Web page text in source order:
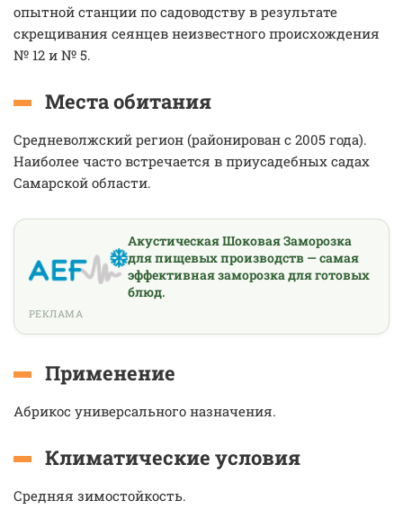
опытной станции по садоводству в результате
скрещивания сеянцев неизвестного происхождения
№ 12 и № 5.
Места обитания
Средневолжский регион (районирован с 2005 года).
Наиболее часто встречается в приусадебных садах
Самарской области.
Акустическая Шоковая Заморозка
для пищевых производств — самая
эффективная заморозка для готовых
блюд.
РЕКЛАМА
Применение
Абрикос универсального назначения.
Климатические условия
Средняя зимостойкость.